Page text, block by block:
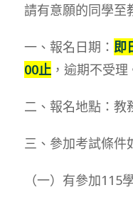
請有意願的同學至
一、報名日期： 即
00止 ，逾期不受理
二、報名地點：教
三、參加考試條件
（一）有參加115